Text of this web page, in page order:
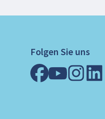
Folgen Sie uns